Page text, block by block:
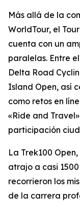
Más allá de la
WorldTour, el
cuenta con un
paralelas. Entre
Delta Road
Island Open, así
como retos en
«Ride and
participación
La Trek100
atrajo a casi
recorrieron los
de la carrera